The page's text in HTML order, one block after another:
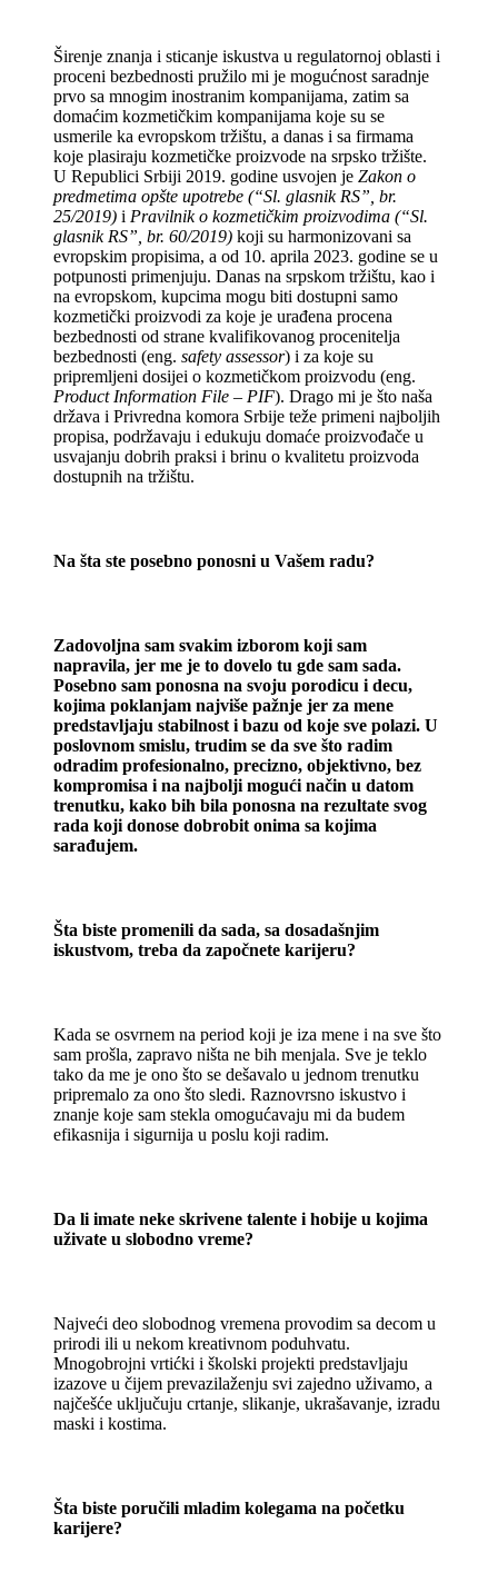
Širenje znanja i sticanje iskustva u regulatornoj oblasti i
proceni bezbednosti pružilo mi je mogućnost saradnje
prvo sa mnogim inostranim kompanijama, zatim sa
domaćim kozmetičkim kompanijama koje su se
usmerile ka evropskom tržištu, a danas i sa firmama
koje plasiraju kozmetičke proizvode na srpsko tržište.
U Republici Srbiji 2019. godine usvojen je Zakon o
predmetima opšte upotrebe (“Sl. glasnik RS”, br.
25/2019) i Pravilnik o kozmetičkim proizvodima (“Sl.
glasnik RS”, br. 60/2019) koji su harmonizovani sa
evropskim propisima, a od 10. aprila 2023. godine se u
potpunosti primenjuju. Danas na srpskom tržištu, kao i
na evropskom, kupcima mogu biti dostupni samo
kozmetički proizvodi za koje je urađena procena
bezbednosti od strane kvalifikovanog procenitelja
bezbednosti (eng. safety assessor) i za koje su
pripremljeni dosijei o kozmetičkom proizvodu (eng.
Product Information File – PIF). Drago mi je što naša
država i Privredna komora Srbije teže primeni najboljih
propisa, podržavaju i edukuju domaće proizvođače u
usvajanju dobrih praksi i brinu o kvalitetu proizvoda
dostupnih na tržištu.
Na šta ste posebno ponosni u Vašem radu?
Zadovoljna sam svakim izborom koji sam
napravila, jer me je to dovelo tu gde sam sada.
Posebno sam ponosna na svoju porodicu i decu,
kojima poklanjam najviše pažnje jer za mene
predstavljaju stabilnost i bazu od koje sve polazi. U
poslovnom smislu, trudim se da sve što radim
odradim profesionalno, precizno, objektivno, bez
kompromisa i na najbolji mogući način u datom
trenutku, kako bih bila ponosna na rezultate svog
rada koji donose dobrobit onima sa kojima
sarađujem.
Šta biste promenili da sada, sa dosadašnjim
iskustvom, treba da započnete karijeru?
Kada se osvrnem na period koji je iza mene i na sve što
sam prošla, zapravo ništa ne bih menjala. Sve je teklo
tako da me je ono što se dešavalo u jednom trenutku
pripremalo za ono što sledi. Raznovrsno iskustvo i
znanje koje sam stekla omogućavaju mi da budem
efikasnija i sigurnija u poslu koji radim.
Da li imate neke skrivene talente i hobije u kojima
uživate u slobodno vreme?
Najveći deo slobodnog vremena provodim sa decom u
prirodi ili u nekom kreativnom poduhvatu.
Mnogobrojni vrtićki i školski projekti predstavljaju
izazove u čijem prevazilaženju svi zajedno uživamo, a
najčešće uključuju crtanje, slikanje, ukrašavanje, izradu
maski i kostima.
Šta biste poručili mladim kolegama na početku
karijere?